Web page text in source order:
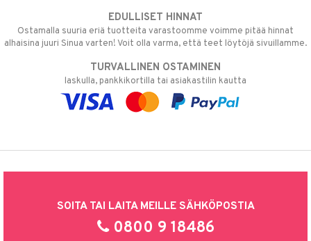
EDULLISET HINNAT
Ostamalla suuria eriä tuotteita varastoomme voimme pitää hinnat
alhaisina juuri Sinua varten! Voit olla varma, että teet löytöjä sivuillamme.
TURVALLINEN OSTAMINEN
laskulla, pankkikortilla tai asiakastilin kautta
SOITA TAI LAITA MEILLE SÄHKÖPOSTIA
0800 9 18486